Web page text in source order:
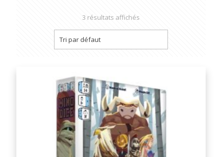
3 résultats affichés